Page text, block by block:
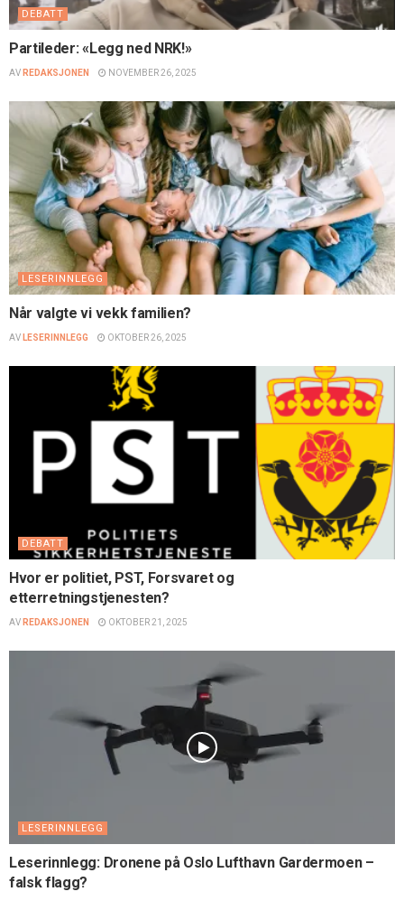
DEBATT
Partileder: «Legg ned NRK!»
AV REDAKSJONEN NOVEMBER 26, 2025
LESERINNLEGG
Når valgte vi vekk familien?
AV LESERINNLEGG OKTOBER 26, 2025
DEBATT
Hvor er politiet, PST, Forsvaret og
etterretningstjenesten?
AV REDAKSJONEN OKTOBER 21, 2025
LESERINNLEGG
Leserinnlegg: Dronene på Oslo Lufthavn Gardermoen –
falsk flagg?